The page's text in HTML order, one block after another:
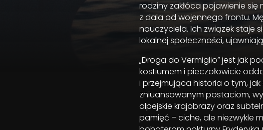
rodziny zakłóca pojawienie się
z dala od wojennego frontu.
nauczyciela. Ich związek staje
lokalnej społeczności,
„Droga do Vermiglio” jest jak
kostiumem i pieczołowicie
i przejmująca historia o tym,
zniuansowanym postaciom,
alpejskie krajobrazy oraz
pamięć – ciche, ale niezwykle